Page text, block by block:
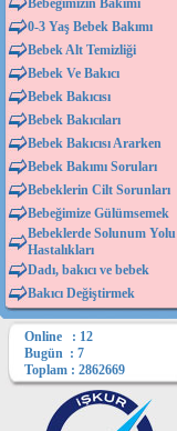
Bebeğimizin Bakımı
0-3 Yaş Bebek Bakımı
Bebek Alt Temizliği
Bebek Ve Bakıcı
Bebek Bakıcısı
Bebek Bakıcıları
Bebek Bakıcısı Ararken
Bebek Bakımı Soruları
Bebeklerin Cilt Sorunları
Bebeğimize Gülümsemek
Bebeklerde Solunum Yolu
Hastalıkları
Dadı, bakıcı ve bebek
Bakıcı Değiştirmek
Online : 12
Bugün : 7
Toplam : 2862669